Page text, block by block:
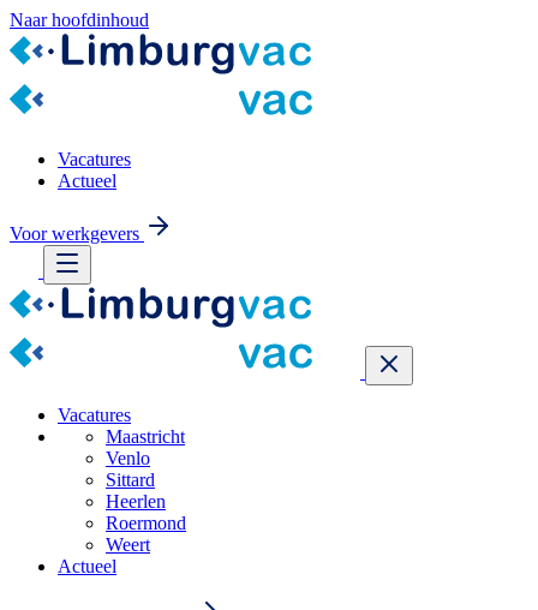
Naar hoofdinhoud
Vacatures
Actueel
Voor werkgevers
Vacatures
Maastricht
Venlo
Sittard
Heerlen
Roermond
Weert
Actueel